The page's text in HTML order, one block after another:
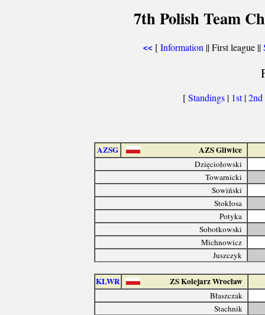
7th Polish Team
<< [Information || First league ||
[Standings | 1st|2nd
AZSG AZS Gliwice
Dzięciołowski
Towarnicki
Sowiński
Stokłosa
Potyka
Sobotkowski
Michnowicz
Juszczyk
KLWR ZS Kolejarz Wrocław
Błaszczak
Stachnik